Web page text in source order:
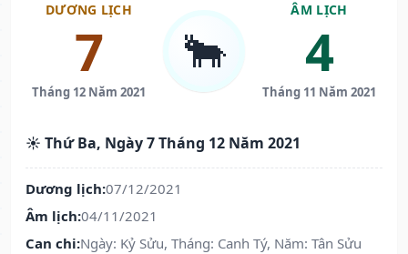
DƯƠNG LỊCH
7
Tháng 12 Năm 2021
🐂
ÂM LỊCH
4
Tháng 11 Năm 2021
☀️ Thứ Ba, Ngày 7 Tháng 12 Năm 2021
Dương lịch:07/12/2021
Âm lịch:04/11/2021
Can chi:Ngày: Kỷ Sửu, Tháng: Canh Tý, Năm: Tân Sửu